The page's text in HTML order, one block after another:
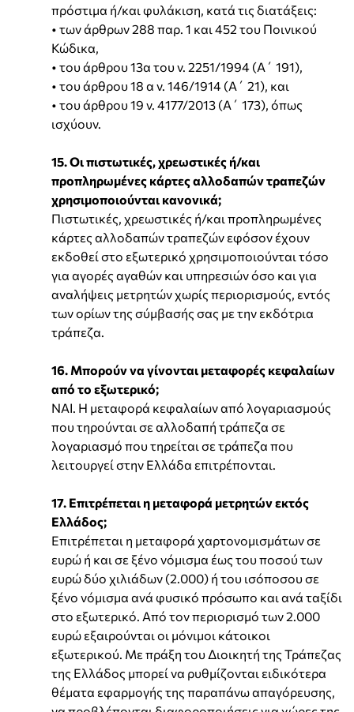
πρόστιμα ή/και φυλάκιση, κατά τις διατάξεις:
• των άρθρων 288 παρ. 1 και 452 του Ποινικού
Κώδικα,
• του άρθρου 13α του ν. 2251/1994 (Α΄ 191),
• του άρθρου 18 α ν. 146/1914 (Α΄ 21), και
• του άρθρου 19 ν. 4177/2013 (Α΄ 173), όπως
ισχύουν.
15. Οι πιστωτικές, χρεωστικές ή/και
προπληρωμένες κάρτες αλλοδαπών τραπεζών
χρησιμοποιούνται κανονικά;
Πιστωτικές, χρεωστικές ή/και προπληρωμένες
κάρτες αλλοδαπών τραπεζών εφόσον έχουν
εκδοθεί στο εξωτερικό χρησιμοποιούνται τόσο
για αγορές αγαθών και υπηρεσιών όσο και για
αναλήψεις μετρητών χωρίς περιορισμούς, εντός
των ορίων της σύμβασής σας με την εκδότρια
τράπεζα.
16. Μπορούν να γίνονται μεταφορές κεφαλαίων
από το εξωτερικό;
ΝΑΙ. Η μεταφορά κεφαλαίων από λογαριασμούς
που τηρούνται σε αλλοδαπή τράπεζα σε
λογαριασμό που τηρείται σε τράπεζα που
λειτουργεί στην Ελλάδα επιτρέπονται.
17. Επιτρέπεται η μεταφορά μετρητών εκτός
Ελλάδος;
Επιτρέπεται η μεταφορά χαρτονομισμάτων σε
ευρώ ή και σε ξένο νόμισμα έως του ποσού των
ευρώ δύο χιλιάδων (2.000) ή του ισόποσου σε
ξένο νόμισμα ανά φυσικό πρόσωπο και ανά ταξίδι
στο εξωτερικό. Από τον περιορισμό των 2.000
ευρώ εξαιρούνται οι μόνιμοι κάτοικοι
εξωτερικού. Με πράξη του Διοικητή της Τράπεζας
της Ελλάδος μπορεί να ρυθμίζονται ειδικότερα
θέματα εφαρμογής της παραπάνω απαγόρευσης,